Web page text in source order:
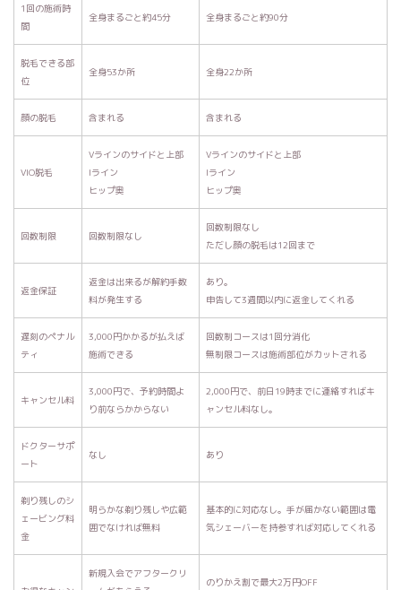
1回の施術時
間
全身まるごと約45分 全身まるごと約90分
脱毛できる部
位
全身53か所 全身22か所
顔の脱毛 含まれる 含まれる
VIO脱毛
Vラインのサイドと上部
Iライン
ヒップ奥
Vラインのサイドと上部
Iライン
ヒップ奥
回数制限 回数制限なし
回数制限なし
ただし顔の脱毛は12回まで
返金保証
返金は出来るが解約手数
料が発生する
あり。
申告して3週間以内に返金してくれる
遅刻のペナル
ティ
3,000円かかるが払えば
施術できる
回数制コースは1回分消化
無制限コースは施術部位がカットされる
キャンセル料
3,000円で、予約時間よ
り前ならかからない
2,000円で、前日19時までに連絡すればキ
ャンセル料なし。
ドクターサポ
ート
なし あり
剃り残しのシ
ェービング料
金
明らかな剃り残しや広範
囲でなければ無料
基本的に対応なし。手が届かない範囲は電
気シェーバーを持参すれば対応してくれる
新規入会でアフタークリ
のりかえ割で最大2万円OFF